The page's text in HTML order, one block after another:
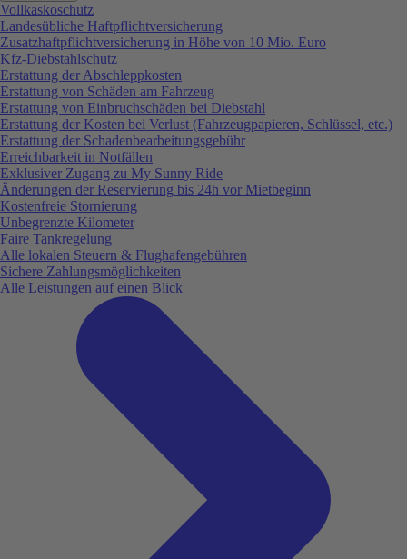
Vollkaskoschutz
Landesübliche Haftpflichtversicherung
Zusatzhaftpflichtversicherung in Höhe von 10 Mio. Euro
Kfz-Diebstahlschutz
Erstattung der Abschleppkosten
Erstattung von Schäden am Fahrzeug
Erstattung von Einbruchschäden bei Diebstahl
Erstattung der Kosten bei Verlust (Fahrzeugpapieren, Schlüssel, etc.)
Erstattung der Schadenbearbeitungsgebühr
Erreichbarkeit in Notfällen
Exklusiver Zugang zu My Sunny Ride
Änderungen der Reservierung bis 24h vor Mietbeginn
Kostenfreie Stornierung
Unbegrenzte Kilometer
Faire Tankregelung
Alle lokalen Steuern & Flughafengebühren
Sichere Zahlungsmöglichkeiten
Alle Leistungen auf einen Blick